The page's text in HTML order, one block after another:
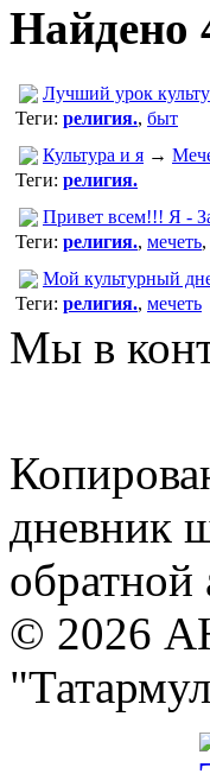
Найдено
Лучший урок
Теги: религия., быт
Культура и я →
Теги: религия.
Привет всем!!! Я -
Теги: религия., мечеть,
Мой культурный
Теги: религия., мечеть
Мы в
дневник
обратной
© 2026